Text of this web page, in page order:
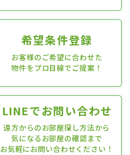
希望条件登録
お客様のご希望に合わせた
物件をプロ目線でご提案！
LINEでお問い合わせ
遠方からのお部屋探し方法から
気になるお部屋の確認まで
お気軽にお問い合わせください！